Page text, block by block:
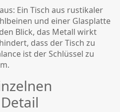
Ein Tisch aus rustikaler
und einer Glasplatte
Blick, das Metall wirkt
dass der Tisch zu
ist der Schlüssel zu